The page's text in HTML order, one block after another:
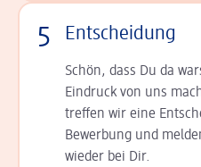
5 Entscheidung
Schön, dass Du da
Ein­druck von uns
tref­fen wir eine
Bewerbung und
wieder bei Dir.